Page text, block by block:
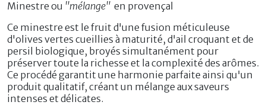
Minestre ou "mélange" en provençal
Ce minestre est le fruit d'une fusion méticuleuse
d'olives vertes cueillies à maturité, d'ail croquant et de
persil biologique, broyés simultanément pour
préserver toute la richesse et la complexité des arômes.
Ce procédé garantit une harmonie parfaite ainsi qu'un
produit qualitatif, créant un mélange aux saveurs
intenses et délicates.